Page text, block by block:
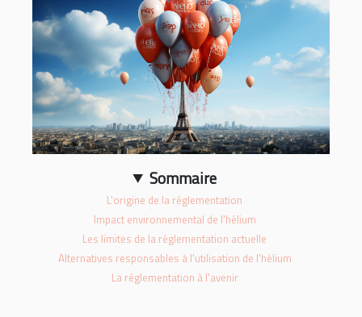
Sommaire
L'origine de la réglementation
Impact environnemental de l'hélium
Les limites de la réglementation actuelle
Alternatives responsables à l'utilisation de l'hélium
La réglementation à l'avenir